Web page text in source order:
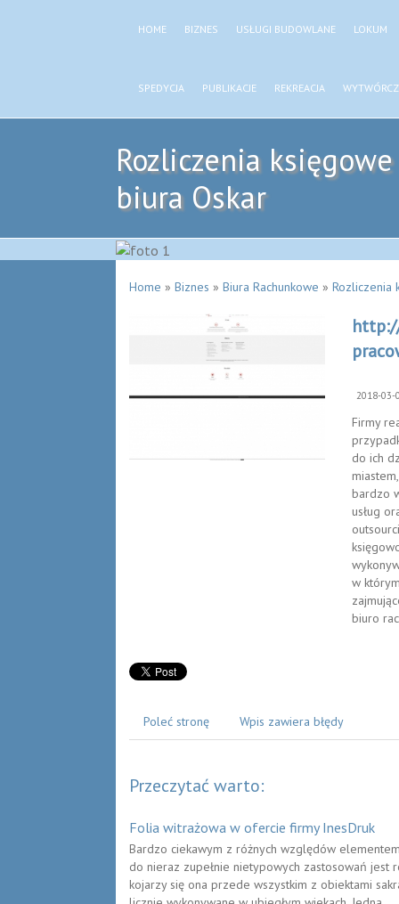
HOME BIZNES USŁUGI BUDOWLANE LOKUM
SPEDYCJA PUBLIKACJE REKREACJA
Rozliczenia
biura Oskar
Home » Biznes » Biura Rachunkowe » Rozliczenia
2018-03-
Firmy
do ich
bardzo
usług
w
biuro
Poleć stronę Wpis zawiera błędy
Przeczytać warto:
Folia witrażowa w ofercie firmy InesDruk
Bardzo ciekawym z różnych względów
do nieraz zupełnie nietypowych zastosowań jest
kojarzy się ona przede wszystkim z obiektami